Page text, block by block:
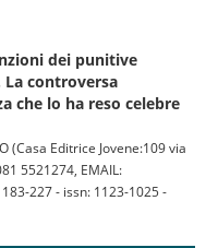
dei punitive
La controversa
che lo ha reso celebre
(Casa Editrice Jovene:109 via
5521274, EMAIL:
227 - issn: 1123-1025 -